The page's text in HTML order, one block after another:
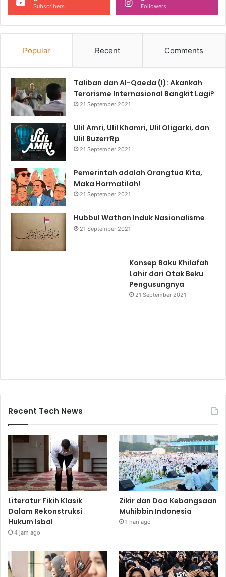
Subscribers Followers
Popular Recent Comments
Taliban dan Al-Qaeda (I): Akankah
Terorisme Internasional Bangkit Lagi?
21 September 2021
Ulil Amri, Ulil Khamri, Ulil Oligarki, dan
Ulil BuzerrRp
21 September 2021
Pemerintah adalah Orangtua Kita,
Maka Hormatilah!
21 September 2021
Hubbul Wathan Induk Nasionalisme
21 September 2021
Konsep Baku Khilafah
Lahir dari Otak Beku
Pengusungnya
21 September 2021
Recent Tech News
Literatur Fikih Klasik
Dalam Rekonstruksi
Hukum Isbal
4 jam ago
Zikir dan Doa Kebangsaan
Muhibbin Indonesia
1 hari ago